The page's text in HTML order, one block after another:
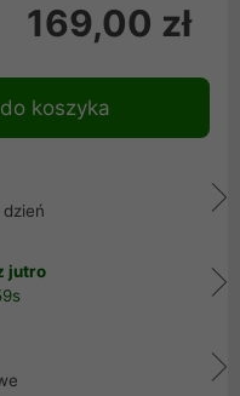
169,00 zł
koszyka
dzień
jutro